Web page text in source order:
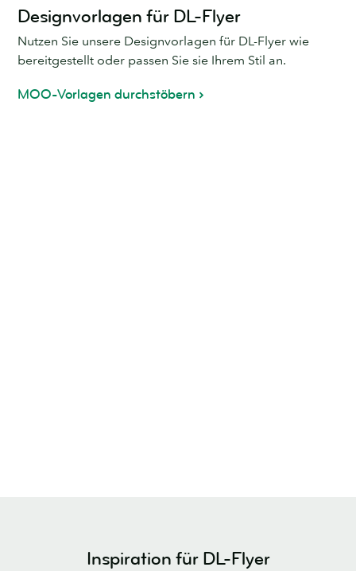
Designvorlagen für DL-Flyer
Nutzen Sie unsere Designvorlagen für DL-Flyer wie
bereitgestellt oder passen Sie sie Ihrem Stil an.
MOO-Vorlagen durchstöbern
Inspiration für DL-Flyer